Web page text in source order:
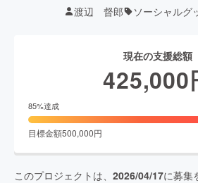
渡辺 督郎 ソーシャルグ
現在の支援総額
425,000
85%達成
目標金額500,000円
このプロジェクトは、 2026/04/17に募集